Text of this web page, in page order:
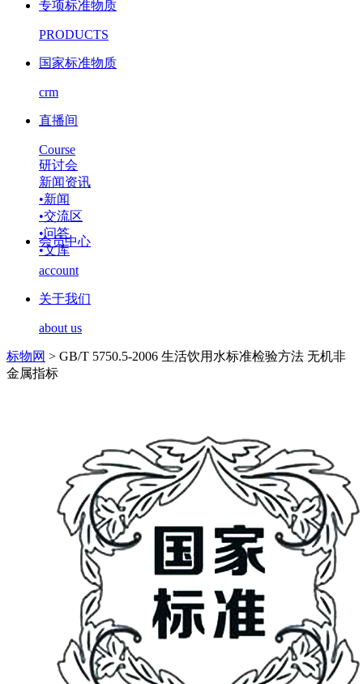
专项标准物质
PRODUCTS
国家标准物质
crm
直播间
Course
研讨会
新闻资讯
•新闻
•交流区
•问答
•文库
会员中心
account
关于我们
about us
标物网 > GB/T 5750.5-2006 生活饮用水标准检验方法 无机非
金属指标